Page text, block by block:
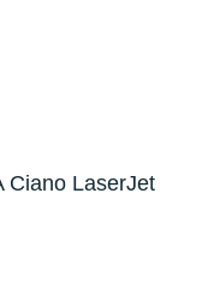
Ciano LaserJet